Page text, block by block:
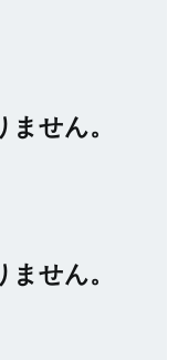
せん。
せん。